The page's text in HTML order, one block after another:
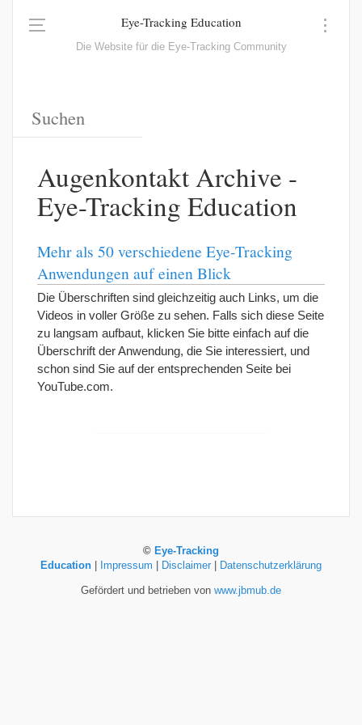
Eye-Tracking Education
Die Website für die Eye-Tracking Community
Augenkontakt Archive -
Eye-Tracking Education
Mehr als 50 verschiedene Eye-Tracking
Anwendungen auf einen Blick
Die Überschriften sind gleichzeitig auch Links, um die
Videos in voller Größe zu sehen. Falls sich diese Seite
zu langsam aufbaut, klicken Sie bitte einfach auf die
Überschrift der Anwendung, die Sie interessiert, und
schon sind Sie auf der entsprechenden Seite bei
YouTube.com.
© Eye-Tracking
Education
Impressum Disclaimer Datenschutzerklärung
Gefördert und betrieben von www.jbmub.de